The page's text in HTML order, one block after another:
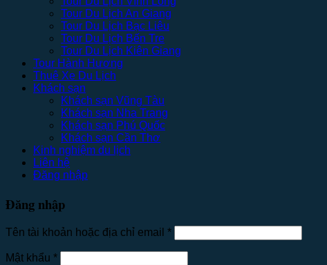
Tour Du Lịch An Giang
Tour Du Lịch Bạc Liêu
Tour Du Lịch Bến Tre
Tour Du Lịch Kiên Giang
Tour Hành Hương
Thuê Xe Du Lịch
Khách sạn
Khách sạn Vũng Tàu
Khách sạn Nha Trang
Khách sạn Phú Quốc
Khách sạn Cần Thơ
Kinh nghiệm du lịch
Liên hệ
Đăng nhập
Đăng nhập
Tên tài khoản hoặc địa chỉ email *
Mật khẩu *